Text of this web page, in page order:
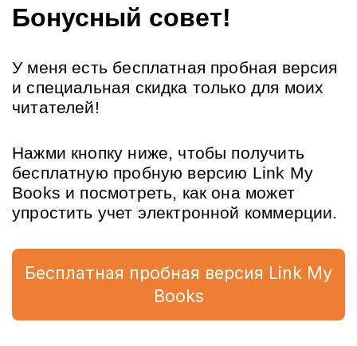
Бонусный совет!
У меня есть бесплатная пробная версия
и специальная скидка только для моих
читателей!
Нажми кнопку ниже, чтобы получить
бесплатную пробную версию Link My
Books и посмотреть, как она может
упростить учет электронной коммерции.
Бесплатная пробная версия Link My
Books